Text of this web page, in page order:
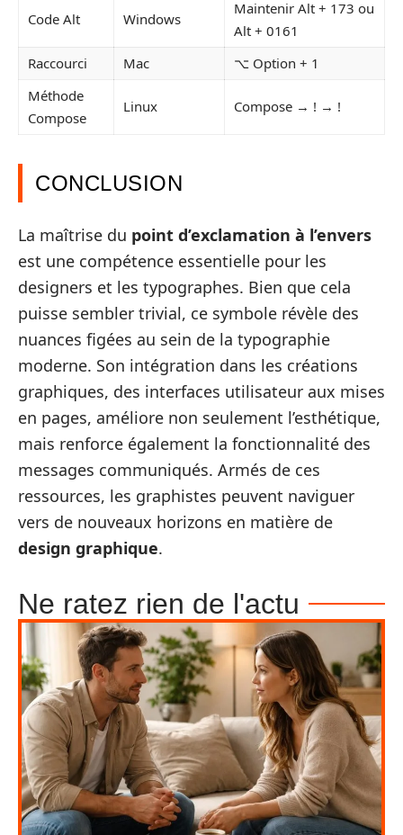
Code Alt Windows
Maintenir Alt + 173 ou
Alt + 0161
Raccourci
Mac
⌥ Option + 1
Méthode
Compose
Linux Compose → ! → !
CONCLUSION
La maîtrise du point d’exclamation à l’envers
est une compétence essentielle pour les
designers et les typographes. Bien que cela
puisse sembler trivial, ce symbole révèle des
nuances figées au sein de la typographie
moderne. Son intégration dans les créations
graphiques, des interfaces utilisateur aux mises
en pages, améliore non seulement l’esthétique,
mais renforce également la fonctionnalité des
messages communiqués. Armés de ces
ressources, les graphistes peuvent naviguer
vers de nouveaux horizons en matière de
design graphique.
Ne ratez rien de l'actu